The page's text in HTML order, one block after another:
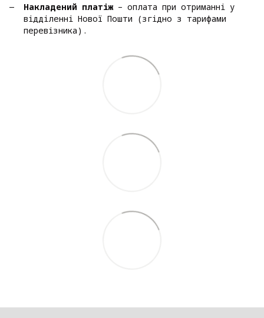
Накладений платіж– оплата при отриманні у
відділенні Нової Пошти (згідно з тарифами
перевізника).